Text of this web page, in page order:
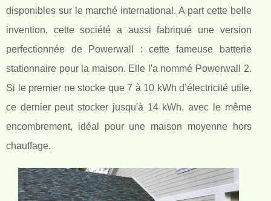
disponibles sur le marché international. A part cette belle
invention, cette société a aussi fabriqué une version
perfectionnée de Powerwall : cette fameuse batterie
stationnaire pour la maison. Elle l'a nommé Powerwall 2.
Si le premier ne stocke que 7 à 10 kWh d’électricité utile,
ce dernier peut stocker jusqu'à 14 kWh, avec le même
encombrement, idéal pour une maison moyenne hors
chauffage.